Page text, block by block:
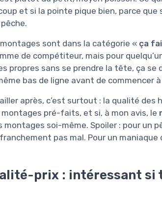
et si la pointe pique bien, parce que
sont dans la catégorie « ça
de compétiteur, mais pour
propres sans se prendre la tête, ça se
bas de ligne avant de commencer
après, c’est surtout : la qualité
pré-faits, et si, à mon avis, le
soi-même. Spoiler : pour un
pas mal. Pour un
prix : intéressant si